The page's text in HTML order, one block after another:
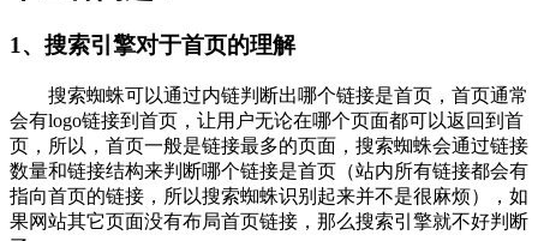
1、搜索引擎对于首页的理解
搜索蜘蛛可以通过内链判断出哪个链接是首页，首页通常
会有logo链接到首页，让用户无论在哪个页面都可以返回到首
页，所以，首页一般是链接最多的页面，搜索蜘蛛会通过链接
数量和链接结构来判断哪个链接是首页（站内所有链接都会有
指向首页的链接，所以搜索蜘蛛识别起来并不是很麻烦），如
果网站其它页面没有布局首页链接，那么搜索引擎就不好判断